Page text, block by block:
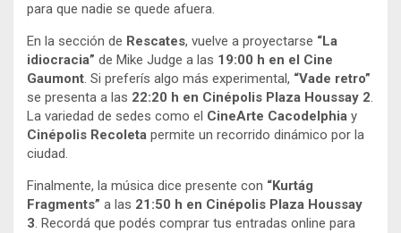
para que nadie se quede afuera.
En la sección de Rescates, vuelve a proyectarse “La
idiocracia” de Mike Judge a las 19:00 h en el Cine
Gaumont. Si preferís algo más experimental, “Vade retro”
se presenta a las 22:20 h en Cinépolis Plaza Houssay 2.
La variedad de sedes como el CineArte Cacodelphia y
Cinépolis Recoleta permite un recorrido dinámico por la
ciudad.
Finalmente, la música dice presente con “Kurtág
Fragments” a las 21:50 h en Cinépolis Plaza Houssay
3. Recordá que podés comprar tus entradas online para